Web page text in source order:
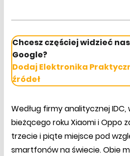
Chcesz częściej widzieć
Google?
Dodaj Elektronika
źródeł
Według firmy analitycznej
bieżącego roku Xiaomi i Oppo
trzecie i piąte miejsce pod
smartfonów na świecie. Obie